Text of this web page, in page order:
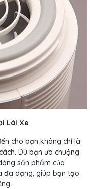
Lái Xe
cho bạn không chỉ là
Dù bạn ưa chuộng
sản phẩm của
đa dạng, giúp bạn tạo